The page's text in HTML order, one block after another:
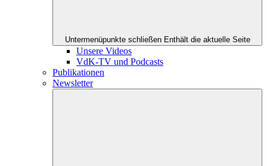
Untermenüpunkte schließen Enthält die aktuelle Seite
Unsere Videos
VdK-TV und Podcasts
Publikationen
Newsletter